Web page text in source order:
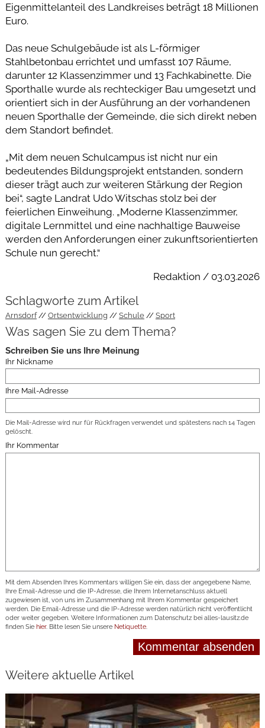
Eigenmittelanteil des Landkreises beträgt 18 Millionen
Euro.
Das neue Schulgebäude ist als L-förmiger
Stahlbetonbau errichtet und umfasst 107 Räume,
darunter 12 Klassenzimmer und 13 Fachkabinette. Die
Sporthalle wurde als rechteckiger Bau umgesetzt und
orientiert sich in der Ausführung an der vorhandenen
neuen Sporthalle der Gemeinde, die sich direkt neben
dem Standort befindet.
„Mit dem neuen Schulcampus ist nicht nur ein
bedeutendes Bildungsprojekt entstanden, sondern
dieser trägt auch zur weiteren Stärkung der Region
bei“, sagte Landrat Udo Witschas stolz bei der
feierlichen Einweihung. „Moderne Klassenzimmer,
digitale Lernmittel und eine nachhaltige Bauweise
werden den Anforderungen einer zukunftsorientierten
Schule nun gerecht.“
Redaktion / 03.03.2026
Schlagworte zum Artikel
Arnsdorf Ortsentwicklung Schule Sport
Was sagen Sie zu dem Thema?
Schreiben Sie uns Ihre Meinung
Ihr Nickname
Ihre Mail-Adresse
Die Mail-Adresse wird nur für Rückfragen verwendet und spätestens nach 14 Tagen
gelöscht.
Ihr Kommentar
Mit dem Absenden Ihres Kommentars willigen Sie ein, dass der angegebene Name,
Ihre Email-Adresse und die IP-Adresse, die Ihrem Internetanschluss aktuell
zugewiesen ist, von uns im Zusammenhang mit Ihrem Kommentar gespeichert
werden. Die Email-Adresse und die IP-Adresse werden natürlich nicht veröffentlicht
oder weiter gegeben. Weitere Informationen zum Datenschutz bei alles-lausitz.de
finden Sie hier. Bitte lesen Sie unsere Netiquette.
Weitere aktuelle Artikel
weiterlesen